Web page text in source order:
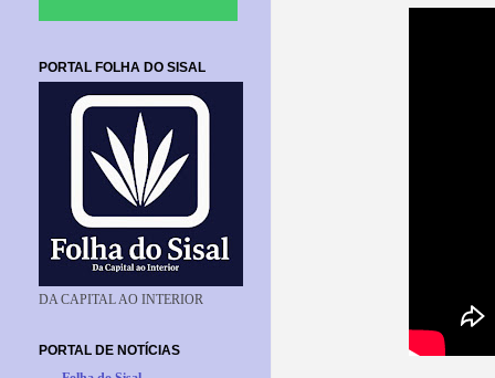
PORTAL FOLHA DO SISAL
DA CAPITAL AO INTERIOR
PORTAL DE NOTÍCIAS